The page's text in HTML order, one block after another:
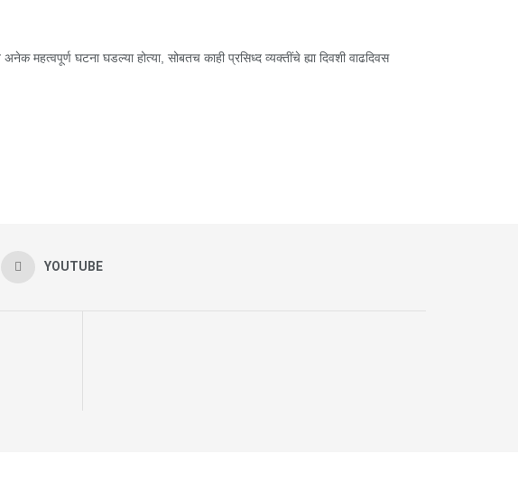
घटना घडल्या होत्या, सोबतच काही प्रसिध्द व्यक्तींचे ह्या दिवशी वाढदिवस
YOUTUBE